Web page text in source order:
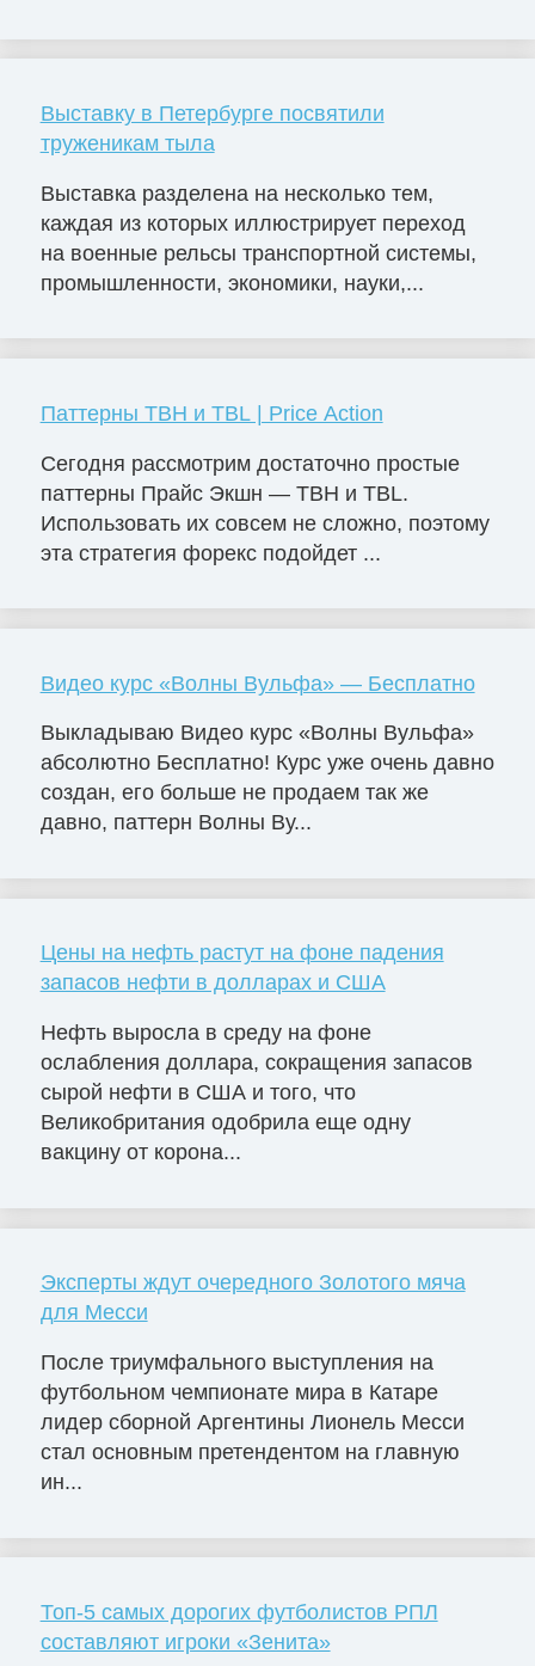
Выставку в Петербурге посвятили
труженикам тыла
Выставка разделена на несколько тем,
каждая из которых иллюстрирует переход
на военные рельсы транспортной системы,
промышленности, экономики, науки,...
Паттерны TBH и TBL | Price Action
Сегодня рассмотрим достаточно простые
паттерны Прайс Экшн — TBH и TBL.
Использовать их совсем не сложно, поэтому
эта стратегия форекс подойдет ...
Видео курс «Волны Вульфа» — Бесплатно
Выкладываю Видео курс «Волны Вульфа»
абсолютно Бесплатно! Курс уже очень давно
создан, его больше не продаем так же
давно, паттерн Волны Ву...
Цены на нефть растут на фоне падения
запасов нефти в долларах и США
Нефть выросла в среду на фоне
ослабления доллара, сокращения запасов
сырой нефти в США и того, что
Великобритания одобрила еще одну
вакцину от корона...
Эксперты ждут очередного Золотого мяча
для Месси
После триумфального выступления на
футбольном чемпионате мира в Катаре
лидер сборной Аргентины Лионель Месси
стал основным претендентом на главную
ин...
Топ-5 самых дорогих футболистов РПЛ
составляют игроки «Зенита»